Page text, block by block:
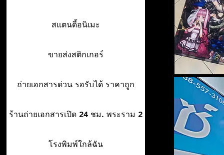
สแตนดี้อนิเมะ
ขายส่งสติกเกอร์
ถ่ายเอกสารด่วน รอรับได้ ราคาถูก
ร้านถ่ายเอกสารเปิด 24 ชม. พระราม 2
โรงพิมพ์ใกล้ฉัน